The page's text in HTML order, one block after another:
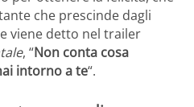
che prescinde dagli
viene detto nel trailer
, “Non conta cosa
intorno a te“.